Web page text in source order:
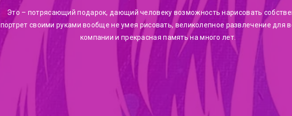
Это – потрясающий подарок, дающий человеку возможность нарисовать
портрет своими руками вообще не умея рисовать, великолепное развлечение для
компании и прекрасная память на много лет.